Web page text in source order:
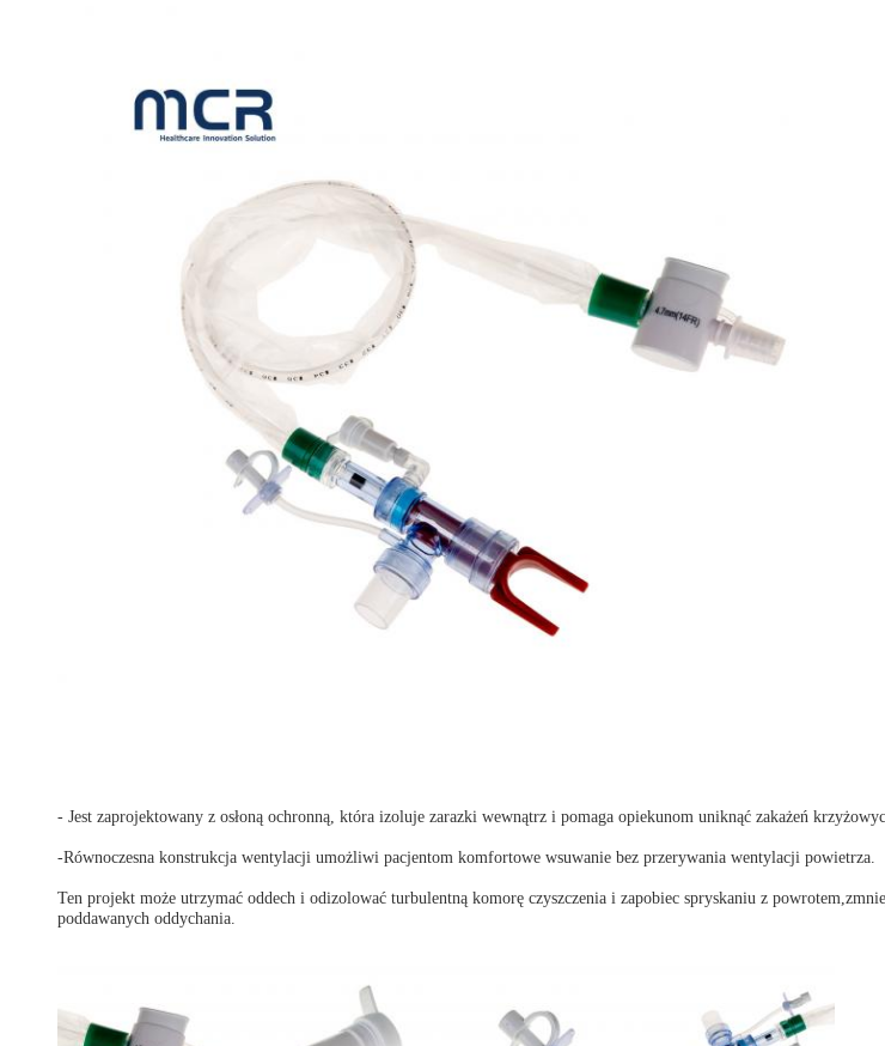
- Jest zaprojektowany z osłoną ochronną, która izoluje zarazki wewnątrz i pomaga opiekunom uniknąć zakażeń
-Równoczesna konstrukcja wentylacji umożliwi pacjentom komfortowe wsuwanie bez przerywania wentylacji powietrza.
Ten projekt może utrzymać oddech i odizolować turbulentną komorę czyszczenia i zapobiec spryskaniu z
poddawanych oddychania.